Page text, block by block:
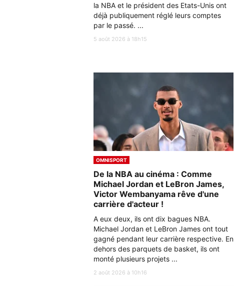
la NBA et le président des Etats-Unis ont
déjà publiquement réglé leurs comptes
par le passé. ...
5 août 2026 à 18h15
OMNISPORT
De la NBA au cinéma : Comme
Michael Jordan et LeBron James,
Victor Wembanyama rêve d'une
carrière d'acteur !
A eux deux, ils ont dix bagues NBA.
Michael Jordan et LeBron James ont tout
gagné pendant leur carrière respective. En
dehors des parquets de basket, ils ont
monté plusieurs projets ...
2 août 2026 à 10h16